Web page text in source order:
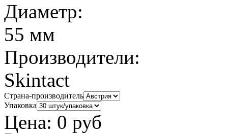
Диаметр:
55 мм
Производители:
Skintact
Страна-производитель
Упаковка
Цена: 0 руб